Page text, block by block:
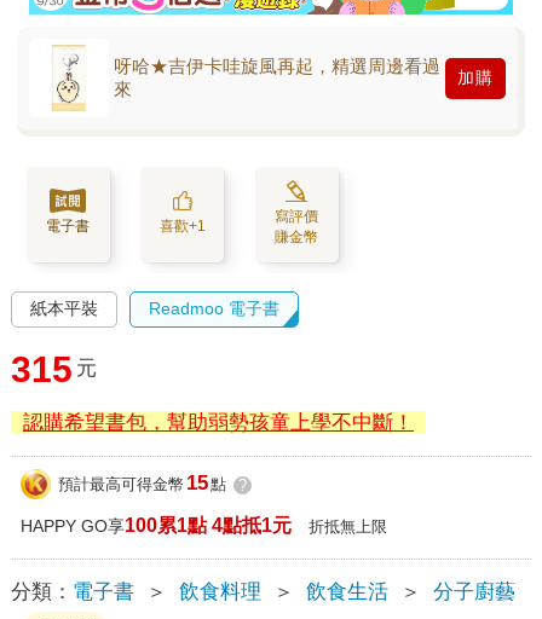
呀哈★吉伊卡哇旋風再起，精選周邊看過
來
加購
電子書 喜歡+1
寫評價
賺金幣
紙本平裝 Readmoo 電子書
315 元
認購希望書包，幫助弱勢孩童上學不中斷！
預計最高可得金幣 15點 ?
HAPPY GO享100累1點 4點抵1元 折抵無上限
分類： 電子書 ＞ 飲食料理 ＞ 飲食生活 ＞ 分子廚藝